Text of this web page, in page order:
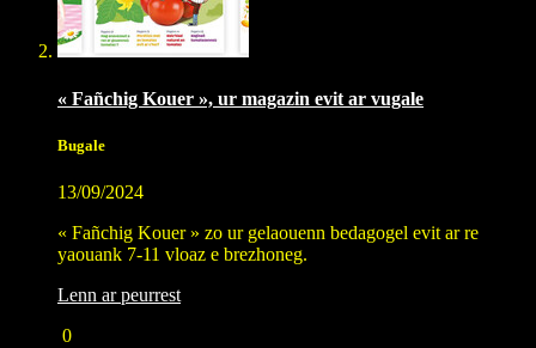
« Fañchig Kouer », ur magazin evit ar vugale
Bugale
13/09/2024
« Fañchig Kouer » zo ur gelaouenn bedagogel evit ar re
yaouank 7-11 vloaz e brezhoneg.
Lenn ar peurrest
0